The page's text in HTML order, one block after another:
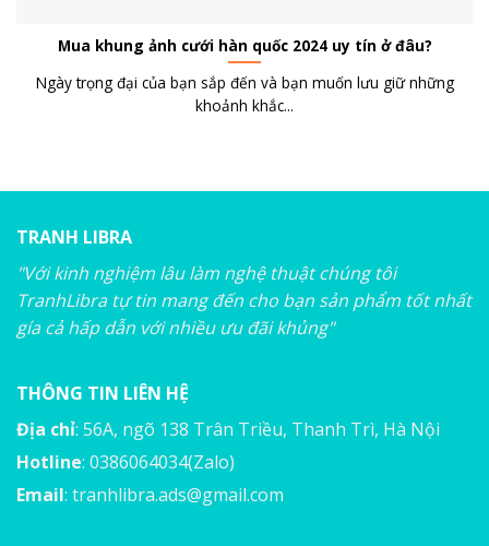
Mua khung ảnh cưới hàn quốc 2024 uy tín ở đâu?
Ngày trọng đại của bạn sắp đến và bạn muốn lưu giữ những
khoảnh khắc...
TRANH LIBRA
"Với kinh nghiệm lâu làm nghệ thuật chúng tôi
TranhLibra tự tin mang đến cho bạn sản phẩm tốt nhất
gía cả hấp dẫn với nhiều ưu đãi khủng"
THÔNG TIN LIÊN HỆ
Địa chỉ: 56A, ngõ 138 Trân Triều, Thanh Trì, Hà Nội
Hotline: 0386064034(Zalo)
Email: tranhlibra.ads@gmail.com